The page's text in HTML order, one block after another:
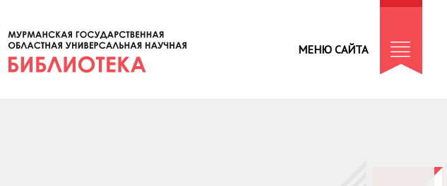
МЕНЮ САЙТА